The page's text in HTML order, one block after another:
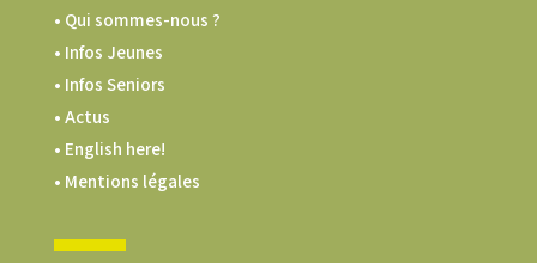
• Qui sommes-nous ?
• Infos Jeunes
• Infos Seniors
• Actus
• English here!
• Mentions légales